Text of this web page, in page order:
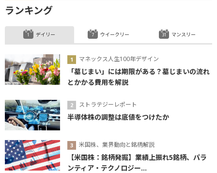
ランキング
デイリー
マネックス人生100年デザイン
「墓じまい」には期限がある？墓じまいの流れ
とかかる費用を解説
ストラテジーレポート
半導体株の調整は底値をつけたか
米国株、業界動向と銘柄解説
【米国株：銘柄発掘】業績上振れ5銘柄、パラ
ンティア・テクノロジー...
ウイークリー マンスリー